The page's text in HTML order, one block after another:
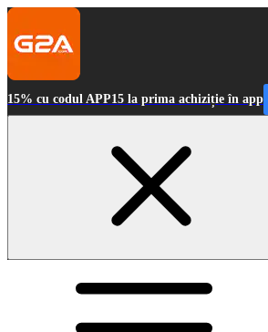
15% cu codul APP15 la prima achiziție în app